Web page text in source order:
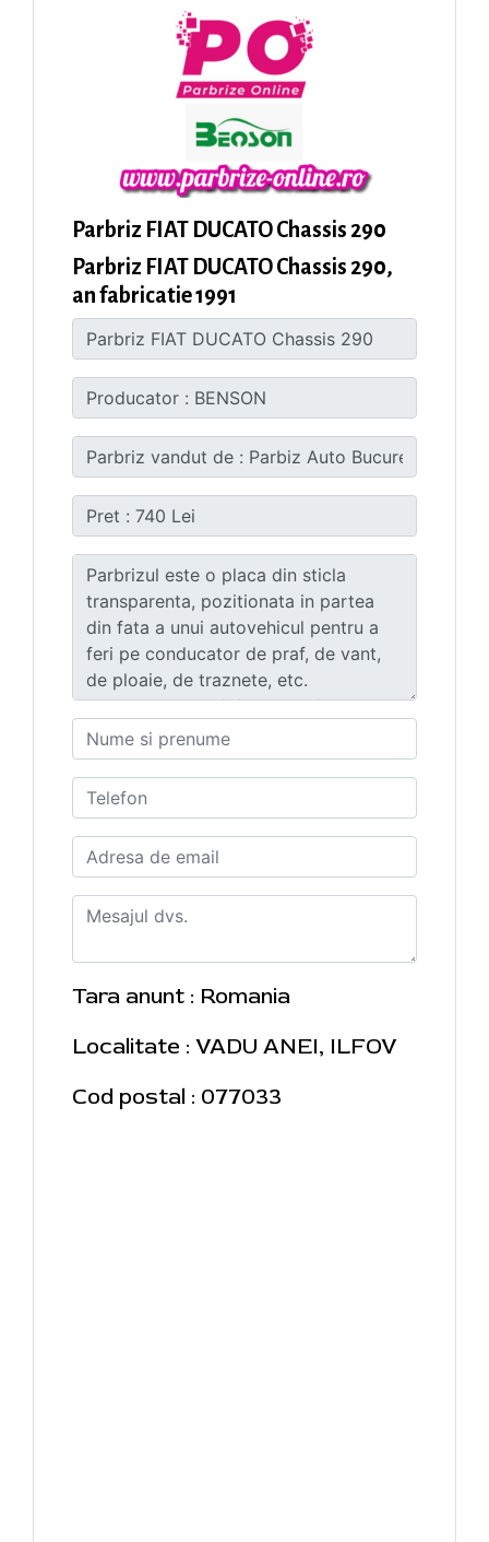
Parbriz FIAT DUCATO Chassis 290
Parbriz FIAT DUCATO Chassis 290,
an fabricatie 1991
Tara anunt : Romania
Localitate : VADU ANEI, ILFOV
Cod postal : 077033